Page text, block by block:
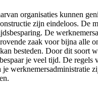
organisaties kunnen
zijn eindeloos. De
De
zaak voor bijna alle
besteden. Door dit soort
je veel tijd. De regels
je werknemersadministratie